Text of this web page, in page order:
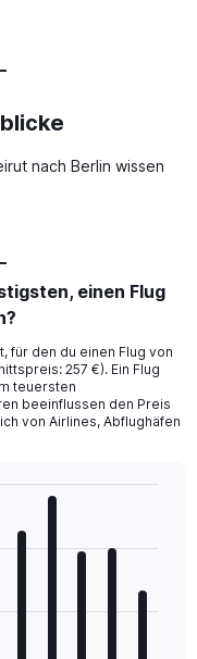
nach Berlin wissen
einen Flug
für den du einen Flug von
257 €). Ein Flug
teuersten
beeinflussen den Preis
von Airlines, Abflughäfen